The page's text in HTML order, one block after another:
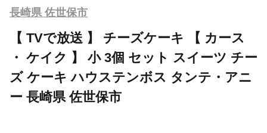
長崎県 佐世保市
【 TVで放送 】 チーズケーキ 【 カース
・ ケイク 】 小 3個 セット スイーツ チー
ズ ケーキ ハウステンボス タンテ・アニ
ー 長崎県 佐世保市